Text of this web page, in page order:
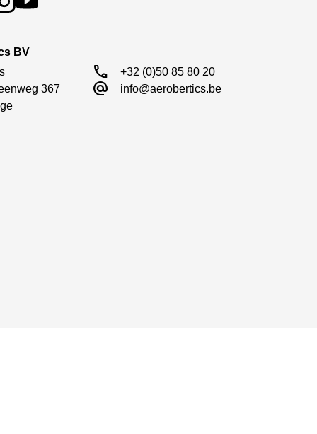
BV
367
call +32 (0)50 85 80 20
alternate_email info@aerobertics.be